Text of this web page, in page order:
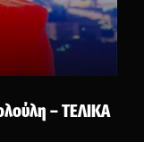
– ΤΕΛΙΚΑ